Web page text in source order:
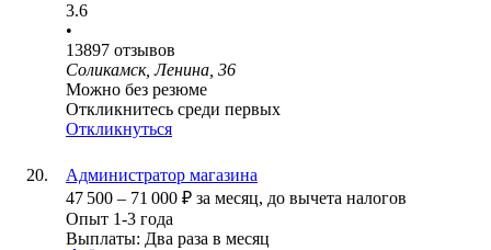
3.6
•
13897 отзывов
Соликамск, Ленина, 36
Можно без резюме
Откликнитесь среди первых
Откликнуться
Администратор магазина
47 500 – 71 000 ₽ за месяц, до вычета налогов
Опыт 1-3 года
Выплаты: Два раза в месяц